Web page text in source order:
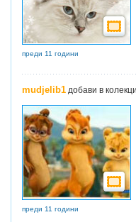
преди 11 години
mudjelib1 добави в
преди 11 години